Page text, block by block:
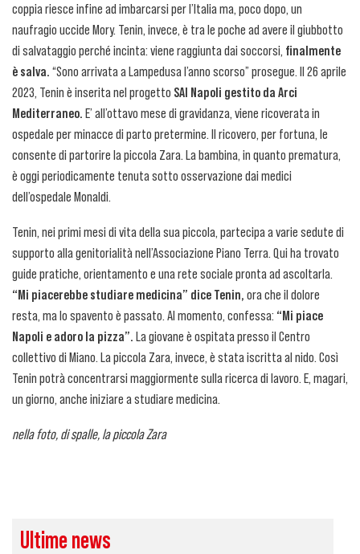
coppia riesce infine ad imbarcarsi per l’Italia ma, poco dopo, un
naufragio uccide Mory. Tenin, invece, è tra le poche ad avere il giubbotto
di salvataggio perché incinta: viene raggiunta dai soccorsi, finalmente
è salva. “Sono arrivata a Lampedusa l’anno scorso” prosegue. Il 26 aprile
2023, Tenin è inserita nel progetto SAI Napoli gestito da Arci
Mediterraneo. E’ all’ottavo mese di gravidanza, viene ricoverata in
ospedale per minacce di parto pretermine. Il ricovero, per fortuna, le
consente di partorire la piccola Zara. La bambina, in quanto prematura,
è oggi periodicamente tenuta sotto osservazione dai medici
dell’ospedale Monaldi.
Tenin, nei primi mesi di vita della sua piccola, partecipa a varie sedute di
supporto alla genitorialità nell’Associazione Piano Terra. Qui ha trovato
guide pratiche, orientamento e una rete sociale pronta ad ascoltarla.
“Mi piacerebbe studiare medicina” dice Tenin, ora che il dolore
resta, ma lo spavento è passato. Al momento, confessa: “Mi piace
Napoli e adoro la pizza”. La giovane è ospitata presso il Centro
collettivo di Miano. La piccola Zara, invece, è stata iscritta al nido. Così
Tenin potrà concentrarsi maggiormente sulla ricerca di lavoro. E, magari,
un giorno, anche iniziare a studiare medicina.
nella foto, di spalle, la piccola Zara
Ultime news